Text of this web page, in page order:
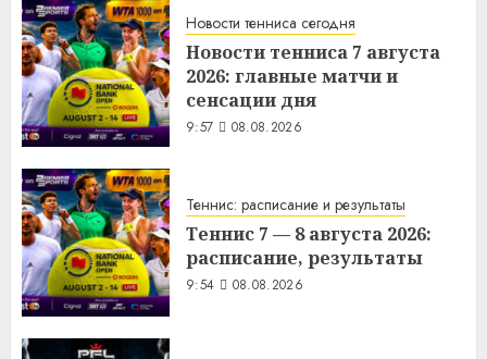
Новости тенниса сегодня
Новости тенниса 7 августа
2026: главные матчи и
сенсации дня
9:57 08.08.2026
Теннис: расписание и результаты
Теннис 7 — 8 августа 2026:
расписание, результаты
9:54 08.08.2026